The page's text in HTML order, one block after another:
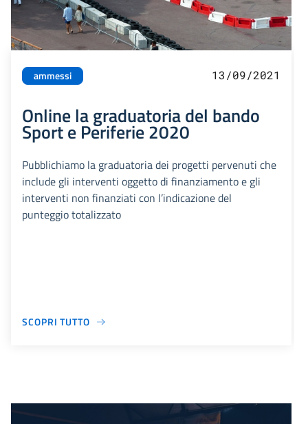
ammessi 13/09/2021
Online la graduatoria del bando
Sport e Periferie 2020
Pubblichiamo la graduatoria dei progetti pervenuti che
include gli interventi oggetto di finanziamento e gli
interventi non finanziati con l’indicazione del
punteggio totalizzato
SCOPRI TUTTO